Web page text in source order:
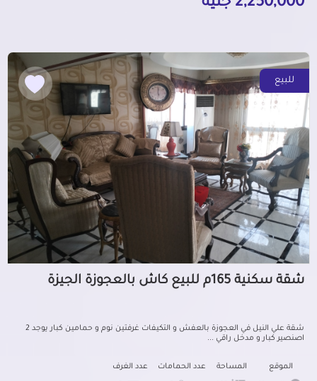
للبيع
شقة سكنية 165م للبيع كاش بالعجوزة الجيزة
شقة علي النيل في العجوزة بالعفش و التكيفات غرفتين نوم و حمامين كبار يوجد 2
اصنصير كبار و مدخل راقي ...
الموقع المساحة عدد الحمامات عدد الغرف